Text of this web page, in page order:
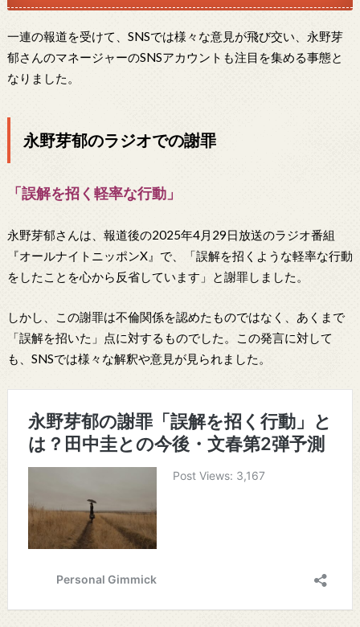
一連の報道を受けて、SNSでは様々な意見が飛び交い、永野芽
郁さんのマネージャーのSNSアカウントも注目を集める事態と
なりました。
永野芽郁のラジオでの謝罪
「誤解を招く軽率な行動」
永野芽郁さんは、報道後の2025年4月29日放送のラジオ番組
『オールナイトニッポンX』で、「誤解を招くような軽率な行動
をしたことを心から反省しています」と謝罪しました。
しかし、この謝罪は不倫関係を認めたものではなく、あくまで
「誤解を招いた」点に対するものでした。この発言に対して
も、SNSでは様々な解釈や意見が見られました。